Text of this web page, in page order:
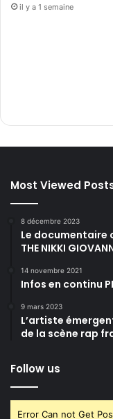
il y a 1 semaine
Most Viewed
8 décembre 2023
Le documentaire
THE NIKKI
14 novembre 2021
Infos en continu
9 mars 2023
L’artiste
de la scène rap
Follow us
Error Can not Get